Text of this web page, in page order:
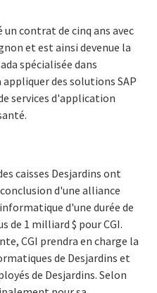
un contrat de cinq ans avec
et est ainsi devenue la
spécialisée dans
des solutions SAP
services d'application
caisses Desjardins ont
d'une alliance
d'une durée de
de 1 milliard $ pour CGI.
CGI prendra en charge la
de Desjardins et
de Desjardins. Selon